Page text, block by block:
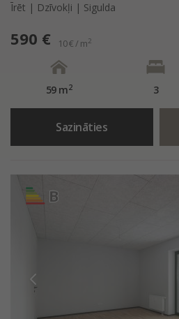
Īrēt | Dzīvokļi | Sigulda
590 € 10 € / m2
59 m2 3
Sazināties
B